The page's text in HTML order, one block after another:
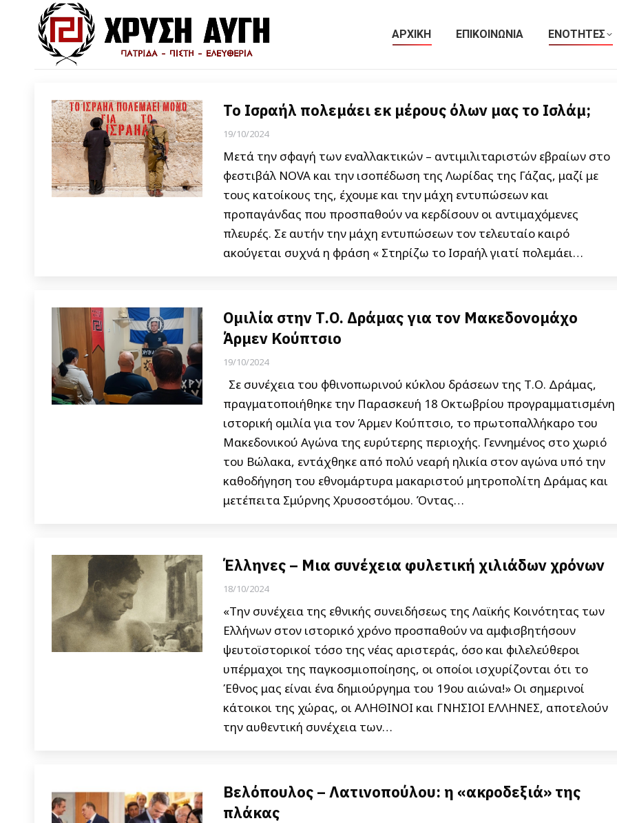
ΑΡΧΙΚΗ ΕΠΙΚΟΙΝΩΝΙΑ ΕΝΟΤΗΤΕΣ
Το Ισραήλ πολεμάει εκ μέρους όλων μας το Ισλάμ;
19/10/2024
Mετά την σφαγή των εναλλακτικών – αντιμιλιταριστών εβραίων στο
φεστιβάλ NOVA και την ισοπέδωση της Λωρίδας της Γάζας, μαζί με
τους κατοίκους της, έχουμε και την μάχη εντυπώσεων και
προπαγάνδας που προσπαθούν να κερδίσουν οι αντιμαχόμενες
πλευρές. Σε αυτήν την μάχη εντυπώσεων τον τελευταίο καιρό
ακούγεται συχνά η φράση « Στηρίζω το Ισραήλ γιατί πολεμάει…
Ομιλία στην Τ.Ο. Δράμας για τον Μακεδονομάχο
Άρμεν Κούπτσιο
19/10/2024
Σε συνέχεια του φθινοπωρινού κύκλου δράσεων της Τ.Ο. Δράμας,
πραγματοποιήθηκε την Παρασκευή 18 Οκτωβρίου προγραμματισμένη
ιστορική ομιλία για τον Άρμεν Κούπτσιο, το πρωτοπαλλήκαρο του
Μακεδονικού Αγώνα της ευρύτερης περιοχής. Γεννημένος στο χωριό
του Βώλακα, εντάχθηκε από πολύ νεαρή ηλικία στον αγώνα υπό την
καθοδήγηση του εθνομάρτυρα μακαριστού μητροπολίτη Δράμας και
μετέπειτα Σμύρνης Χρυσοστόμου. Όντας…
Έλληνες – Μια συνέχεια φυλετική χιλιάδων χρόνων
18/10/2024
«Την συνέχεια της εθνικής συνειδήσεως της Λαϊκής Κοινότητας των
Ελλήνων στον ιστορικό χρόνο προσπαθούν να αμφισβητήσουν
ψευτοϊστορικοί τόσο της νέας αριστεράς, όσο και φιλελεύθεροι
υπέρμαχοι της παγκοσμιοποίησης, οι οποίοι ισχυρίζονται ότι το
Έθνος μας είναι ένα δημιούργημα του 19ου αιώνα!» Οι σημερινοί
κάτοικοι της χώρας, οι ΑΛΗΘΙΝΟΙ και ΓΝΗΣΙΟΙ ΕΛΛΗΝΕΣ, αποτελούν
την αυθεντική συνέχεια των…
Βελόπουλος – Λατινοπούλου: η «ακροδεξιά» της
πλάκας